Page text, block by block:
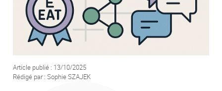
Votre demande
Article publié : 13/10/2025
Rédigé par : Sophie SZAJEK